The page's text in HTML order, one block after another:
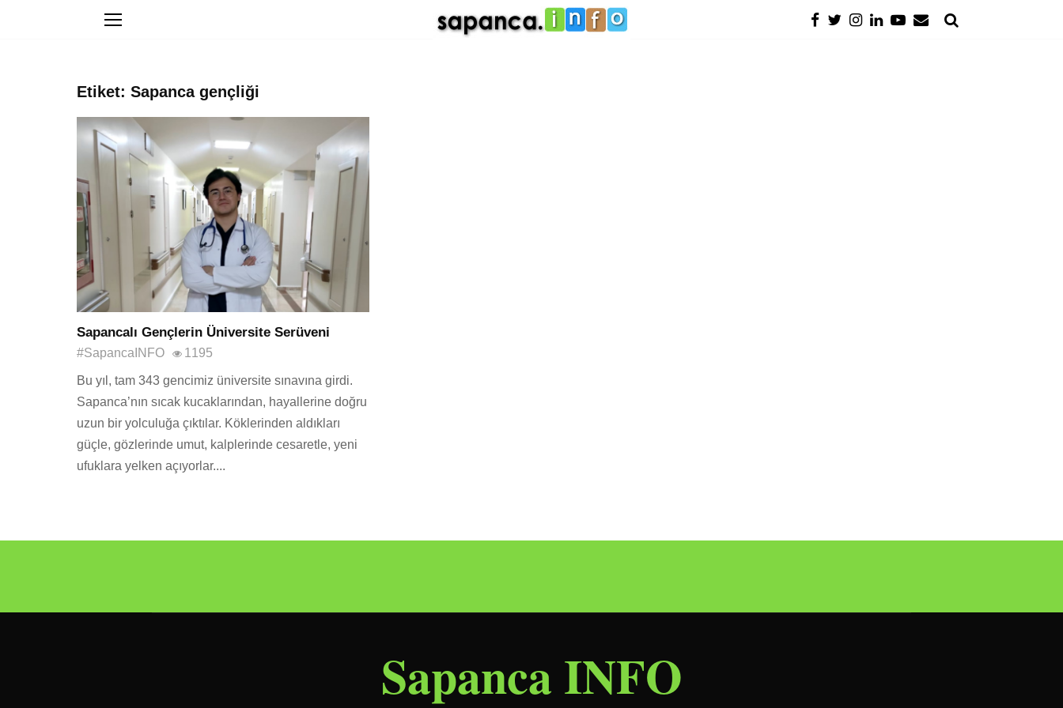
Etiket: Sapanca gençliği
Sapancalı Gençlerin Üniversite Serüveni
#SapancaINFO 1195
Bu yıl, tam 343 gencimiz üniversite sınavına girdi.
Sapanca’nın sıcak kucaklarından, hayallerine doğru
uzun bir yolculuğa çıktılar. Köklerinden aldıkları
güçle, gözlerinde umut, kalplerinde cesaretle, yeni
ufuklara yelken açıyorlar....
Sapanca INFO